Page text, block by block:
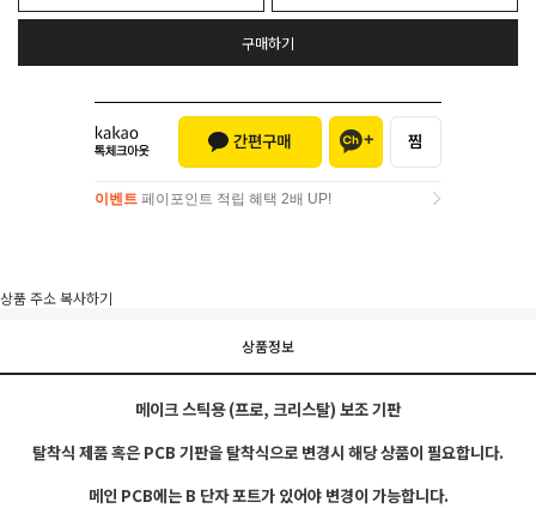
구매하기
이벤트 페이포인트 적립 혜택 2배 UP!
상품 주소 복사하기
상품정보
메이크 스틱용 (프로, 크리스탈) 보조 기판
탈착식 제품 혹은 PCB 기판을 탈착식으로 변경시 해당 상품이 필요합니다.
메인 PCB에는 B 단자 포트가 있어야 변경이 가능합니다.